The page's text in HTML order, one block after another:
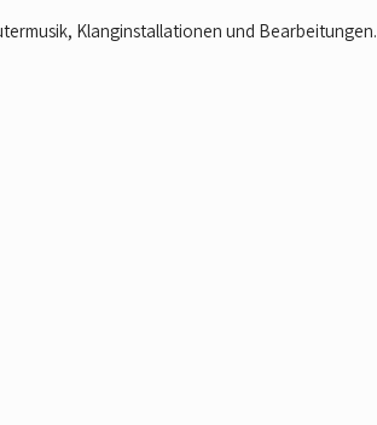
Klanginstallationen und Bearbeitungen.